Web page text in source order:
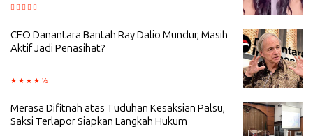
CEO Danantara Bantah Ray Dalio Mundur, Masih
Aktif Jadi Penasihat?
Merasa Difitnah atas Tuduhan Kesaksian Palsu,
Saksi Terlapor Siapkan Langkah Hukum